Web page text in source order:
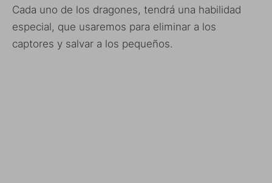
Cada uno de los dragones, tendrá una habilidad
especial, que usaremos para eliminar a los
captores y salvar a los pequeños.